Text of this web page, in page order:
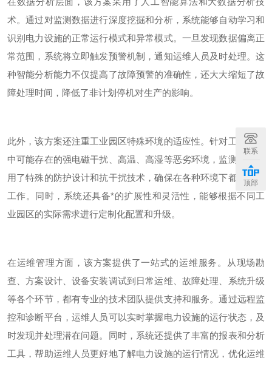
术。通过对监测数据进行深度挖掘和分析，系统能够自动学习和
识别电力设施的正常运行模式和异常模式。一旦发现数据偏离正
常范围，系统将立即触发预警机制，通知运维人员及时处理。这
种智能分析能力不仅提高了故障预警的准确性，还大大缩短了故
障处理时间，降低了非计划停机对生产的影响。
此外，该方案还注重工业园区特殊环境的适应性。针对工业园区
中可能存在的强电磁干扰、高温、高湿等恶劣环境，监测终端采
用了特殊的防护设计和抗干扰技术，确保在各种环境下都能稳定
工作。同时，系统还具备*的扩展性和灵活性，能够根据不同工
业园区的实际需求进行定制化配置和升级。
在运维管理方面，该方案提供了一站式的运维服务。从现场勘
查、方案设计、设备安装调试到日常运维、故障处理、系统升级
等各个环节，都有专业的技术团队提供支持和服务。通过远程监
控和诊断平台，运维人员可以实时掌握电力设施的运行状态，及
时发现并处理潜在问题。同时，系统还提供了丰富的报表和分析
工具，帮助运维人员更好地了解电力设施的运行情况，优化运维
联系
顶部